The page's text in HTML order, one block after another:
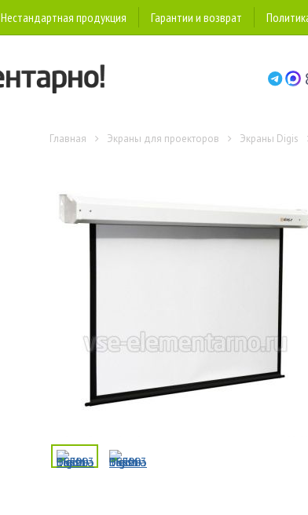
Нестандартная продукция Гарантии и возврат
Главная Экраны для проекторов Экраны Digis